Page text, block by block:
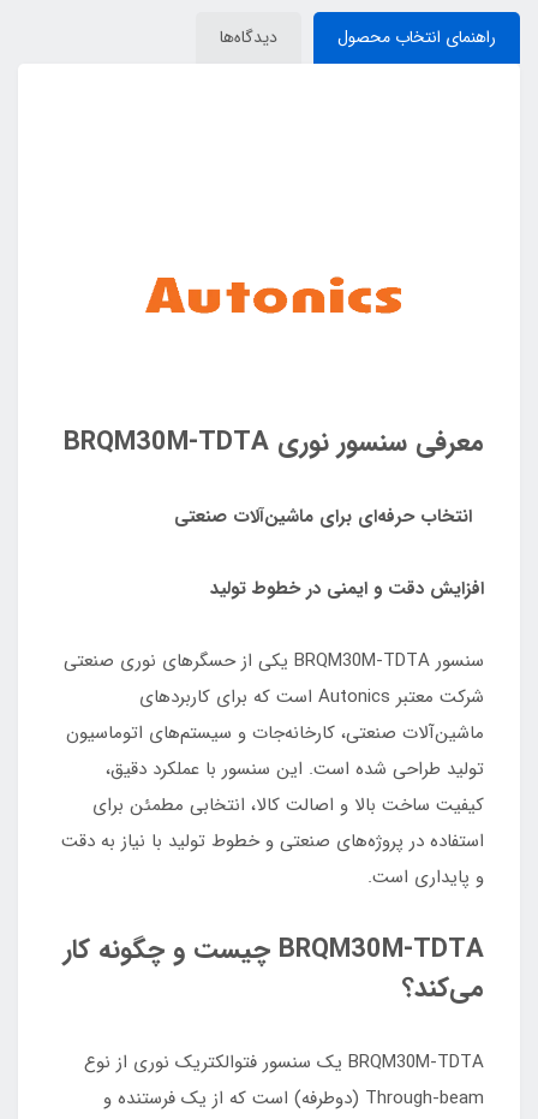
راهنمای انتخاب محصول دیدگاه‌ها
معرفی سنسور نوری BRQM30M‑TDTA
انتخاب حرفه‌ای برای ماشین‌آلات صنعتی
افزایش دقت و ایمنی در خطوط تولید
سنسور BRQM30M‑TDTA یکی از حسگرهای نوری صنعتی
شرکت معتبر Autonics است که برای کاربردهای
ماشین‌آلات صنعتی، کارخانه‌جات و سیستم‌های اتوماسیون
تولید طراحی شده است. این سنسور با عملکرد دقیق،
کیفیت ساخت بالا و اصالت کالا، انتخابی مطمئن برای
استفاده در پروژه‌های صنعتی و خطوط تولید با نیاز به دقت
و پایداری است.
BRQM30M‑TDTA چیست و چگونه کار
می‌کند؟
BRQM30M‑TDTA یک سنسور فتوالکتریک نوری از نوع
Through‑beam (دوطرفه) است که از یک فرستنده و